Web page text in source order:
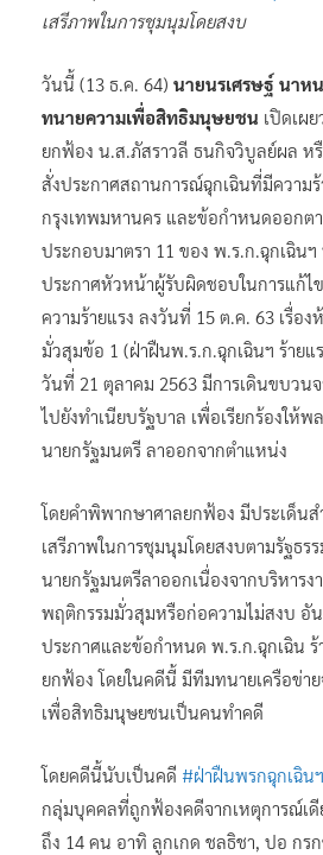
เสรีภาพในการชุมนุมโดยสงบ
วันนี้ (13 ธ.ค. 64) นายนรเศรษฐ์ นาห
ทนายความเพื่อสิทธิมนุษยชน เปิดเผ
ยกฟ้อง น.ส.ภัสราวลี ธนกิจวิบูลย์ผล ห
สั่งประกาศสถานการณ์ฉุกเฉินที่มีความ
กรุงเทพมหานคร และข้อกำหนดออกต
ประกอบมาตรา 11 ของ พ.ร.ก.ฉุกเฉิน
ประกาศหัวหน้าผู้รับผิดชอบในการแก้ไ
ความร้ายแรง ลงวันที่ 15 ต.ค. 63 เรื่อ
มั่วสุมข้อ 1 (ฝ่าฝืนพ.ร.ก.ฉุกเฉินฯ ร้ายแ
วันที่ 21 ตุลาคม 2563 มีการเดินขบวน
ไปยังทำเนียบรัฐบาล เพื่อเรียกร้องให้
นายกรัฐมนตรี ลาออกจากตำแหน่ง
โดยคำพิพากษาศาลยกฟ้อง มีประเด็นส
เสรีภาพในการชุมนุมโดยสงบตามรัฐธร
นายกรัฐมนตรีลาออกเนื่องจากบริหาร
พฤติกรรมมั่วสุมหรือก่อความไม่สงบ อั
ประกาศและข้อกำหนด พ.ร.ก.ฉุกเฉิน ร้
ยกฟ้อง โดยในคดีนี้ มีทีมทนายเครือข่า
เพื่อสิทธิมนุษยชนเป็นคนทำคดี
โดยคดีนี้นับเป็นคดี #ฝ่าฝืนพรกฉุกเฉินฯ
กลุ่มบุคคลที่ถูกฟ้องคดีจากเหตุการณ์เ
ถึง 14 คน อาทิ ลูกเกด ชลธิชา, ปอ กร